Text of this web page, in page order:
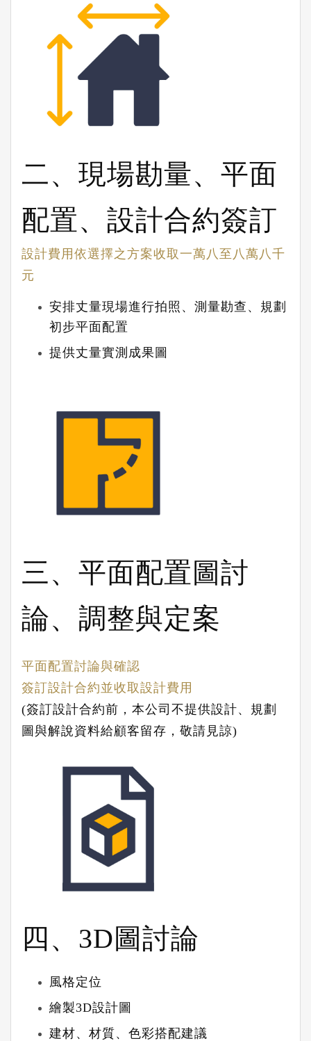
二、現場勘量、平面
配置、設計合約簽訂
設計費用 依選擇之方案收取一萬八至八萬八千
元
安排丈量現場進行拍照、測量勘查、規劃
初步平面配置
提供丈量實測成果圖
三、平面配置圖討
論、調整與定案
平面配置討論與確認
簽訂設計合約並收取設計費用
(簽訂設計合約前，本公司不提供設計、規劃
圖與解說資料給顧客留存，敬請見諒)
四、 3D圖討論
風格定位
繪製3D設計圖
建材、材質、色彩搭配建議